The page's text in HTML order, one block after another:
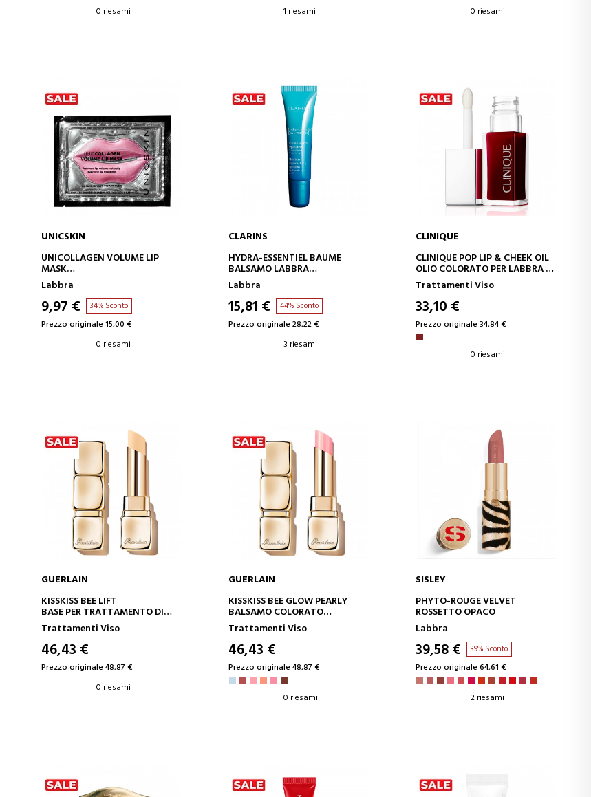
0 riesami
1 riesami
0 riesami
AGGIUNGI AL CARRELLO
UNICSKIN
UNICOLLAGEN VOLUME LIP
MASK
COLLAGENE PER LE LABBRA
Labbra
9,97 € 34% Sconto
Prezzo originale 15,00 €
0 riesami
AGGIUNGI AL CARRELLO
CLARINS
HYDRA-ESSENTIEL BAUME
BALSAMO LABBRA
VOLUMIZZANTE E RIPARATORE
Labbra
15,81 € 44% Sconto
Prezzo originale 28,22 €
3 riesami
AGGIUNGI AL CARRELLO
CLINIQUE
CLINIQUE POP LIP & CHEEK OIL
OLIO COLORATO PER LABBRA E
GUANCE
Trattamenti Viso
33,10 €
Prezzo originale 34,84 €
0 riesami
AGGIUNGI AL CARRELLO
GUERLAIN
KISSKISS BEE LIFT
BASE PER TRATTAMENTO DI
SUBLIMAZIONE
Trattamenti Viso
46,43 €
Prezzo originale 48,87 €
0 riesami
AGGIUNGI AL CARRELLO
GUERLAIN
KISSKISS BEE GLOW PEARLY
BALSAMO COLORATO
ARRICCHITO CON MIELE E
INGREDIENTI NATURALI AL 98%
Trattamenti Viso
46,43 €
Prezzo originale 48,87 €
0 riesami
AGGIUNGI AL CARRELLO
SISLEY
PHYTO-ROUGE VELVET
ROSSETTO OPACO
Labbra
39,58 € 39% Sconto
Prezzo originale 64,61 €
2 riesami